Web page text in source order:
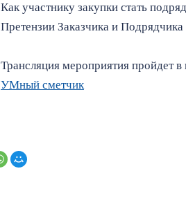
Как участнику закупки стать
Претензии Заказчика и Подрядчика
Трансляция мероприятия пройдет в
УМный сметчик